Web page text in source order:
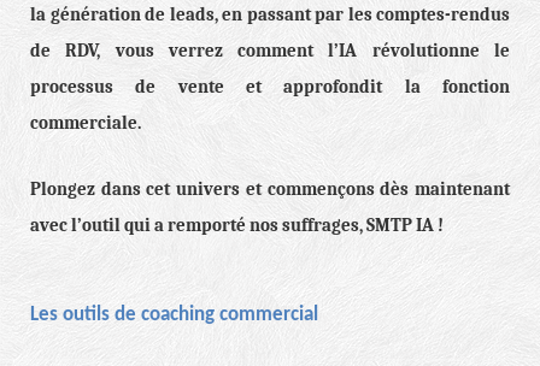
la génération de leads, en passant par les comptes-rendus
de RDV, vous verrez comment l’IA révolutionne le
processus de vente et approfondit la fonction
commerciale.
Plongez dans cet univers et commençons dès maintenant
avec l’outil qui a remporté nos suffrages, SMTP IA !
Les outils de coaching commercial